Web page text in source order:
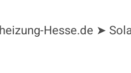
Hesse.de ➤